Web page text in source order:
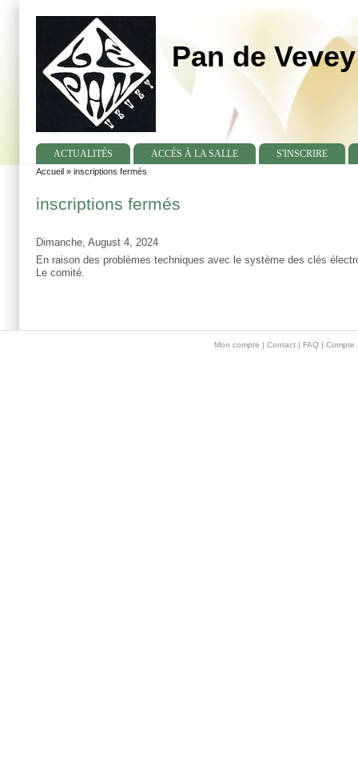
Pan de Vevey
ACTUALITÉS ACCÈS À LA SALLE S'INSCRIRE
You are here
Accueil » inscriptions fermés
inscriptions fermés
Dimanche, August 4, 2024
En raison des problèmes techniques avec le système des clés
Le comité.
Mon compte Contact| FAQ| Compte